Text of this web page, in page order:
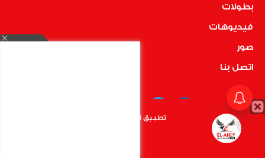
بطولات
فيديوهات
صور
اتصل بنا
COPYRIGHT © 2019 RedMedia | ALL RIGHTS RESERVED
تطبيق الأهلي.كوم متاح الأن